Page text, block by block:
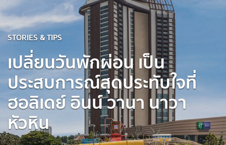
STORIES & TIPS
เปลี่ยนวันพักผ่อน เป็น
ประสบการณ์สุดประทับใจที่
ฮอลิเดย์ อินน์ วานา นาวา
หัวหิน